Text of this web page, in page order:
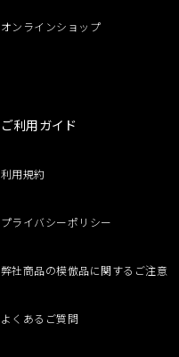
オンラインショップ
ご利用ガイド
利用規約
プライバシーポリシー
弊社商品の模倣品に関するご注意
よくあるご質問